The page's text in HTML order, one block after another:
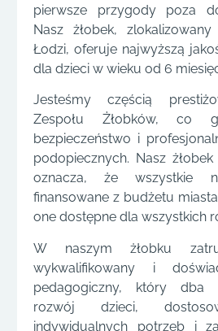
pierwsze przygody poza
Nasz żłobek,
Łodzi, oferuje najwyższą
dla dzieci w wieku od 6
Jesteśmy częścią
Zespołu Żłobków, co
bezpieczeństwo i
podopiecznych. Nasz
oznacza, że wszystkie
finansowane z budżetu
one dostępne dla wszystkich
W naszym żłobku
wykwalifikowany i
pedagogiczny, który dba
rozwój dzieci,
indywidualnych potrzeb i